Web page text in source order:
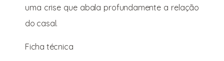
uma crise que abala profundamente a relação
do casal.
Ficha técnica